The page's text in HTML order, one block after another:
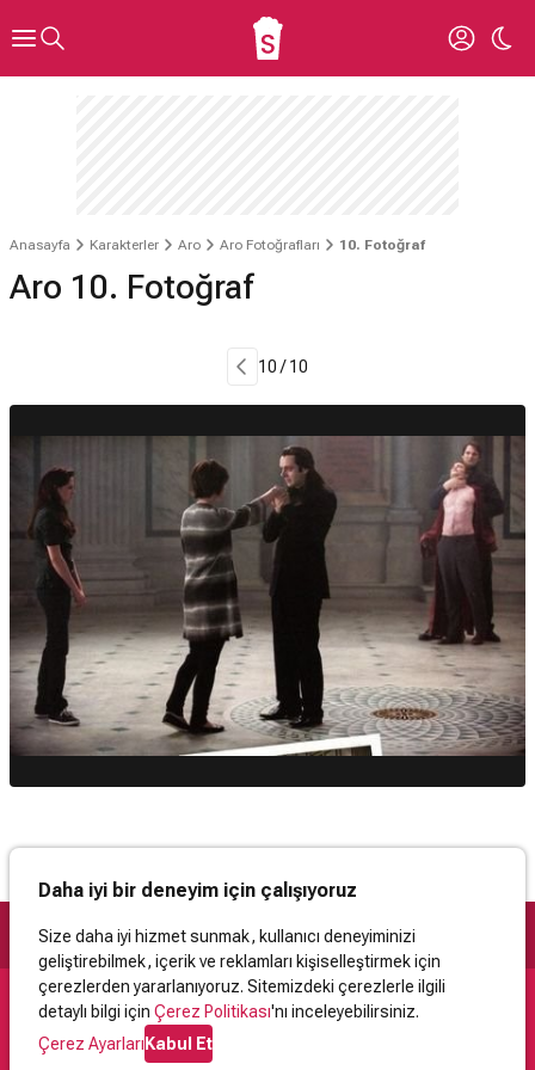
Anasayfa Karakterler Aro Aro Fotoğrafları 10. Fotoğraf
Aro 10. Fotoğraf
10 / 10
Daha iyi bir deneyim için çalışıyoruz
Size daha iyi hizmet sunmak, kullanıcı deneyiminizi
geliştirebilmek, içerik ve reklamları kişiselleştirmek için
çerezlerden yararlanıyoruz. Sitemizdeki çerezlerle ilgili
detaylı bilgi için Çerez Politikası'nı inceleyebilirsiniz.
Çerez AyarlarıKabul Et
Destek
İletişimYardımKullanıcı Sözleşmesi